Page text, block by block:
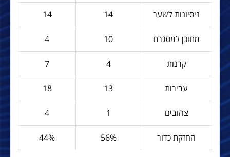
ניסיונות לשער 14
14
מתוכן למסגרת 10
4
קרנות 4
7
עבירות 13
18
צהובים 1
4
החזקת כדור 56%
44%